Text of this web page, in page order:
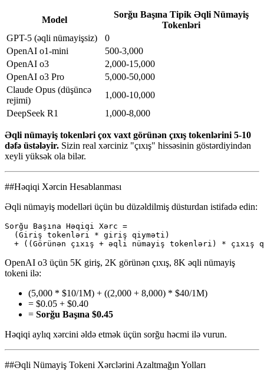
Model
Sorğu Başına Tipik Əqli Nümayiş
Tokenləri
GPT-5 (əqli nümayişsiz)
0
OpenAI o1-mini
500-3,000
OpenAI o3
2,000-15,000
OpenAI o3 Pro
5,000-50,000
Claude Opus (düşüncə
rejimi)
1,000-10,000
DeepSeek R1
1,000-8,000
Əqli nümayiş tokenləri çox vaxt görünən çıxış tokenlərini 5-10
dəfə üstələyir. Sizin real xərciniz "çıxış" hissəsinin göstərdiyindən
xeyli yüksək ola bilər.
##Həqiqi Xərcin Hesablanması
Əqli nümayiş modelləri üçün bu düzəldilmiş düsturdan istifadə edin:
Sorğu Başına Həqiqi Xərc =
  (Giriş tokenləri * giriş qiyməti)
OpenAI o3 üçün 5K giriş, 2K görünən çıxış, 8K əqli nümayiş
tokeni ilə:
(5,000 * $10/1M) + ((2,000 + 8,000) * $40/1M)
= $0.05 + $0.40
= Sorğu Başına $0.45
Həqiqi aylıq xərcini əldə etmək üçün sorğu həcmi ilə vurun.
##Əqli Nümayiş Tokeni Xərclərini Azaltmağın Yolları